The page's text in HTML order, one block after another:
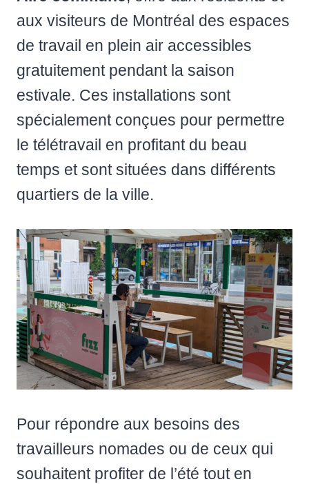
aux visiteurs de Montréal des espaces
de travail en plein air accessibles
gratuitement pendant la saison
estivale. Ces installations sont
spécialement conçues pour permettre
le télétravail en profitant du beau
temps et sont situées dans différents
quartiers de la ville.
Pour répondre aux besoins des
travailleurs nomades ou de ceux qui
souhaitent profiter de l’été tout en